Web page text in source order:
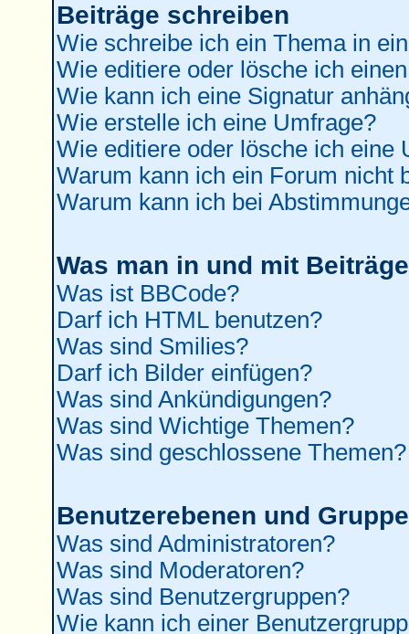
Beiträge schreiben
Wie schreibe ich ein Thema in
Wie editiere oder lösche ich
Wie kann ich eine Signatur
Wie erstelle ich eine Umfrage?
Wie editiere oder lösche ich eine
Warum kann ich ein Forum nicht
Warum kann ich bei
Was man in und mit
Was ist BBCode?
Darf ich HTML benutzen?
Was sind Smilies?
Darf ich Bilder einfügen?
Was sind Ankündigungen?
Was sind Wichtige Themen?
Was sind geschlossene Themen?
Benutzerebenen und
Was sind Administratoren?
Was sind Moderatoren?
Was sind Benutzergruppen?
Wie kann ich einer